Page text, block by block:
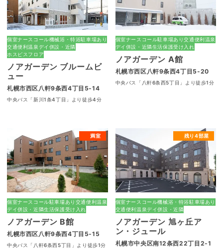
個室ナースコール機械浴・特浴駐車場あり
交通便利温泉 デイ併設・近隣
ホスピスフロア
ノアガーデン ブルームビ
ュー
札幌市西区八軒9条西4丁目5-14
中央バス「新川1条4丁目」より徒歩4分
個室ナースコール駐車場あり交通便利温泉
デイ併設・近隣生活保護受け入れ
ノアガーデン A館
札幌市西区八軒9条西4丁目5-20
中央バス「八軒6条西5丁目」より徒歩1分
満室
個室ナースコール駐車場あり 交通便利温泉
デイ併設・近隣生活保護受け入れ
ノアガーデン B館
札幌市西区八軒9条西4丁目5-15
中央バス「八軒6条西5丁目」より徒歩1分
残り4部屋
個室ナースコール機械浴・特浴駐車場あり
交通便利 温泉デイ併設・近隣
ノアガーデン 旭ヶ丘ア
ン・ジュール
札幌市中央区南12条西22丁目2-1